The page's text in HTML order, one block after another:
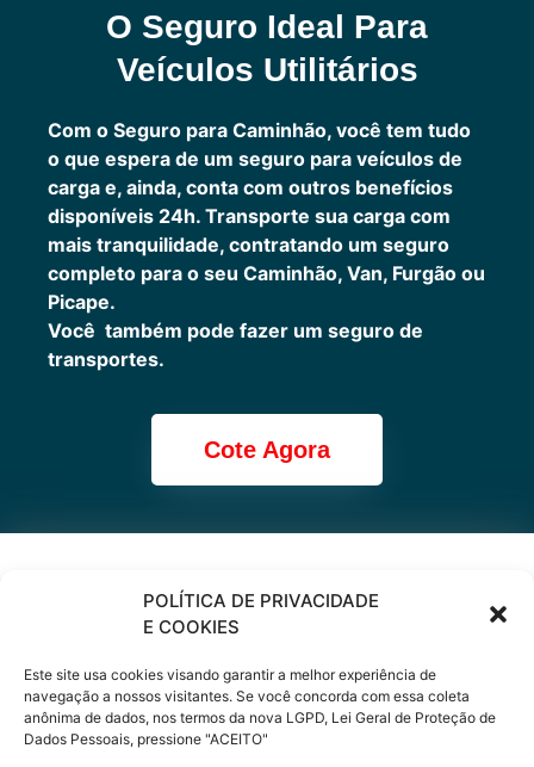
POLÍTICA DE PRIVACIDADE
E COOKIES
Este site usa cookies visando garantir a melhor experiência de
navegação a nossos visitantes. Se você concorda com essa coleta
anônima de dados, nos termos da nova LGPD, Lei Geral de Proteção de
Dados Pessoais, pressione "ACEITO"
O Seguro Ideal Para
Veículos Utilitários
Com o Seguro para Caminhão, você tem tudo
o que espera de um seguro para veículos de
carga e, ainda, conta com outros benefícios
disponíveis 24h. Transporte sua carga com
mais tranquilidade, contratando um seguro
completo para o seu Caminhão, Van, Furgão ou
Picape.
Você também pode fazer um seguro de
transportes.
Cote Agora
Cote online ou
peça via
WhatsApp